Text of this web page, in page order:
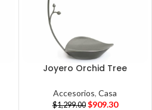
Joyero Orchid Tree
Accesorios,Casa
$1,299.00 $909.30